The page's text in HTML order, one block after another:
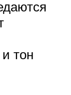
тон